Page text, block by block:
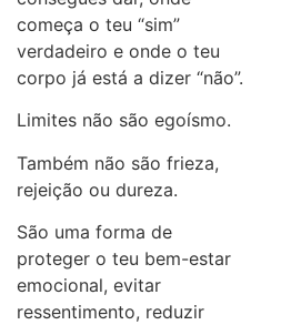
começa o teu “sim”
verdadeiro e onde o teu
corpo já está a dizer “não”.
Limites não são egoísmo.
Também não são frieza,
rejeição ou dureza.
São uma forma de
proteger o teu bem-estar
emocional, evitar
ressentimento, reduzir